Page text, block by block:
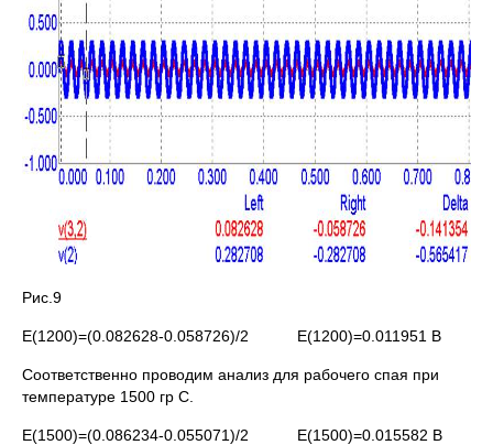
Рис.9
E(1200)=(0.082628-0.058726)/2 E(1200)=0.011951 В
Соответственно проводим анализ для рабочего спая при
температуре 1500 гр С.
E(1500)=(0.086234-0.055071)/2 E(1500)=0.015582 В